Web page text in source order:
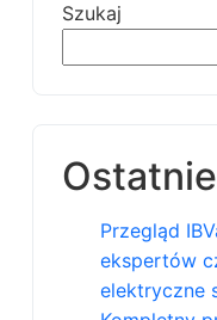
Szukaj
Przegląd
ekspertów
elektryczne